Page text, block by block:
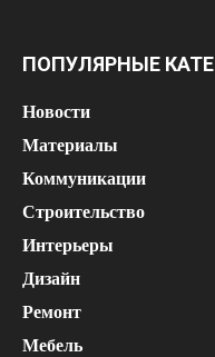
ПОПУЛЯРНЫЕ
Новости
Материалы
Коммуникации
Строительство
Интерьеры
Дизайн
Ремонт
Мебель